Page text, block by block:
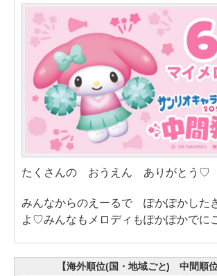
たくさんの おうえん ありがとう♡
みんなからのえーるで ぽかぽかした
よ♡みんなもメロディもぽかぽかでに
【海外順位(国・地域ごと) 中間順位